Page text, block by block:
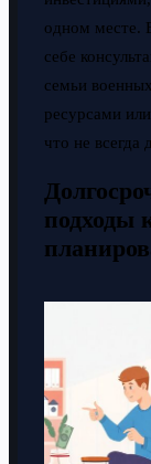
одном месте.
себе
семьи
ресурсами
что не всегда
подходы